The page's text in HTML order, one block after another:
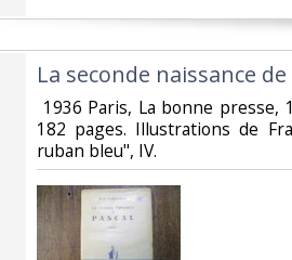
‎La seconde naissance de
1936 Paris, La bonne
182 pages. Illustrations de
ruban bleu", IV. ‎